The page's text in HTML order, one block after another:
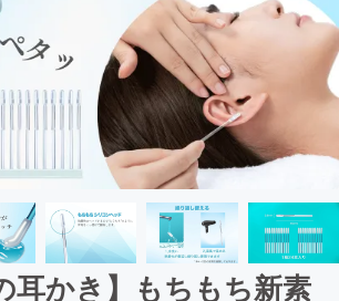
耳かき】もちもち新素